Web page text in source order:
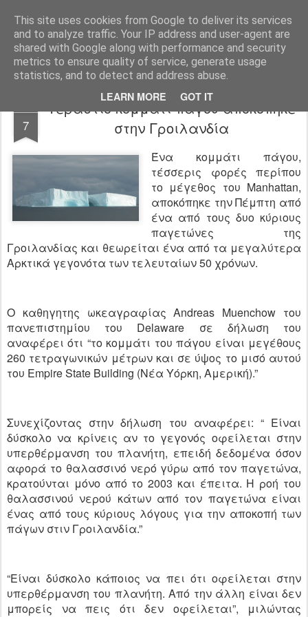
This site uses cookies from Google to deliver its services
and to analyze traffic. Your IP address and user-agent are
shared with Google along with performance and security
metrics to ensure quality of service, generate usage
statistics, and to detect and address abuse.
LEARN MORE GOT IT
Agro-Help.gr
7
Τεράστιο κομμάτι πάγου αποκόπηκε
στην Γροιλανδία
Ένα κομμάτι πάγου,
τέσσερις φορές περίπου
το μέγεθος του Manhattan,
αποκόπηκε την Πέμπτη από
ένα από τους δυο κύριους
παγετώνες της
Γροιλανδίας και θεωρείται ένα από τα μεγαλύτερα
Αρκτικά γεγονότα των τελευταίων 50 χρόνων.
Ο καθηγητης ωκεαγραφίας Andreas Muenchow του
πανεπιστημίου του Delaware σε δήλωση του
αναφέρει ότι “το κομμάτι του πάγου είναι μεγέθους
260 τετραγωνικών μέτρων και σε ύψος το μισό αυτού
του Empire State Building (Νέα Υόρκη, Αμερική).”
Συνεχίζοντας στην δήλωση του αναφέρει: “ Είναι
δύσκολο να κρίνεις αν το γεγονός οφείλεται στην
υπερθέρμανση του πλανήτη, επειδή δεδομένα όσον
αφορά το θαλασσινό νερό γύρω από τον παγετώνα,
κρατούνται μόνο από το 2003 και έπειτα. Η ροή του
θαλασσινού νερού κάτων από τον παγετώνα είναι
ένας από τους κύριους λόγους για την αποκοπή των
πάγων στιν Γροιλανδία.”
“Είναι δύσκολο κάποιος να πει ότι οφείλεται στην
υπερθέρμανση του πλανήτη. Από την άλλη είναι δεν
μπορείς να πεις ότι δεν οφείλεται”, μιλώντας